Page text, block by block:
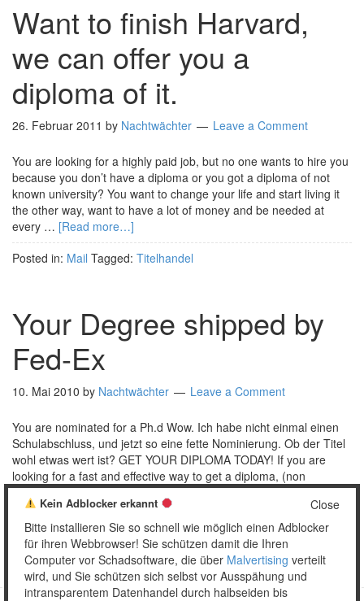
Want to finish Harvard,
we can offer you a
diploma of it.
26. Februar 2011 by Nachtwächter Leave a Comment
You are looking for a highly paid job, but no one wants to hire you
because you don’t have a diploma or you got a diploma of not
known university? You want to change your life and start living it
the other way, want to have a lot of money and be needed at
every … [Read more…]
Posted in: Mail Tagged: Titelhandel
Your Degree shipped by
Fed-Ex
10. Mai 2010 by Nachtwächter Leave a Comment
You are nominated for a Ph.d Wow. Ich habe nicht einmal einen
Schulabschluss, und jetzt so eine fette Nominierung. Ob der Titel
wohl etwas wert ist? GET YOUR DIPLOMA TODAY! If you are
looking for a fast and effective way to get a diploma, (non
accredited) this is the best way out for you. Provide …[Read
more…]
Posted in: Mail Tagged:Diplom,Fail,Telefonnummer,
Close
Kein Adblocker erkannt
Bitte installieren Sie so schnell wie möglich einen Adblocker
für ihren Webbrowser! Sie schützen damit die Ihren
Computer vor Schadsoftware, die über Malvertising verteilt
wird, und Sie schützen sich selbst vor Ausspähung und
intransparentem Datenhandel durch halbseiden bis